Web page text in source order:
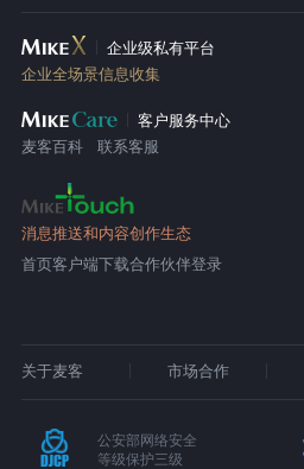
企业级私有平台
企业全场景信息收集
客户服务中心
麦客百科
联系客服
消息推送和内容创作生态
首页客户端下载合作伙伴登录
关于麦客 市场合作
公安部网络安全
等级保护三级